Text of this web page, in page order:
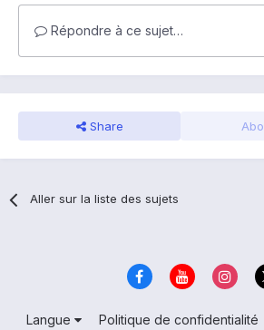
Répondre à ce sujet…
Share
Aller sur la liste des sujets
Langue Politique de confidentialité